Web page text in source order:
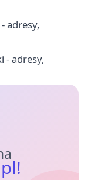
adresy,
- adresy,